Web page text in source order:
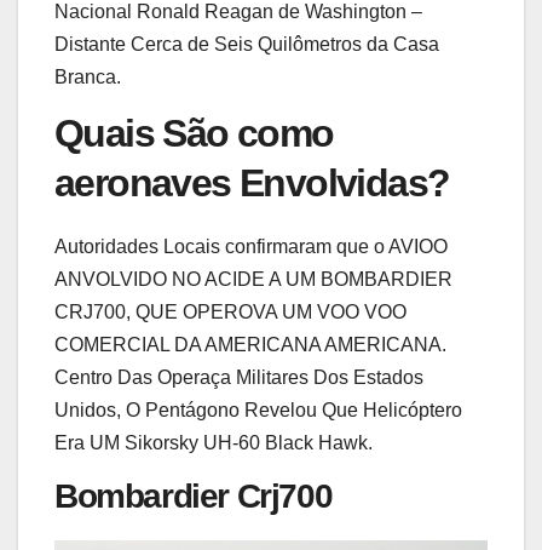
Nacional Ronald Reagan de Washington –
Distante Cerca de Seis Quilômetros da Casa
Branca.
Quais São como
aeronaves Envolvidas?
Autoridades Locais confirmaram que o AVIOO
ANVOLVIDO NO ACIDE A UM BOMBARDIER
CRJ700, QUE OPEROVA UM VOO VOO
COMERCIAL DA AMERICANA AMERICANA.
Centro Das Operaça Militares Dos Estados
Unidos, O Pentágono Revelou Que Helicóptero
Era UM Sikorsky UH-60 Black Hawk.
Bombardier Crj700